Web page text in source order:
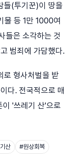
들(투기꾼)이 땅을
물 등 1만 1000여
들은 소각하는 것
범죄에 가담했다.
로 형사처벌을 받
다. 전국적으로 매
'쓰레기 산'으로
산 #원상회복